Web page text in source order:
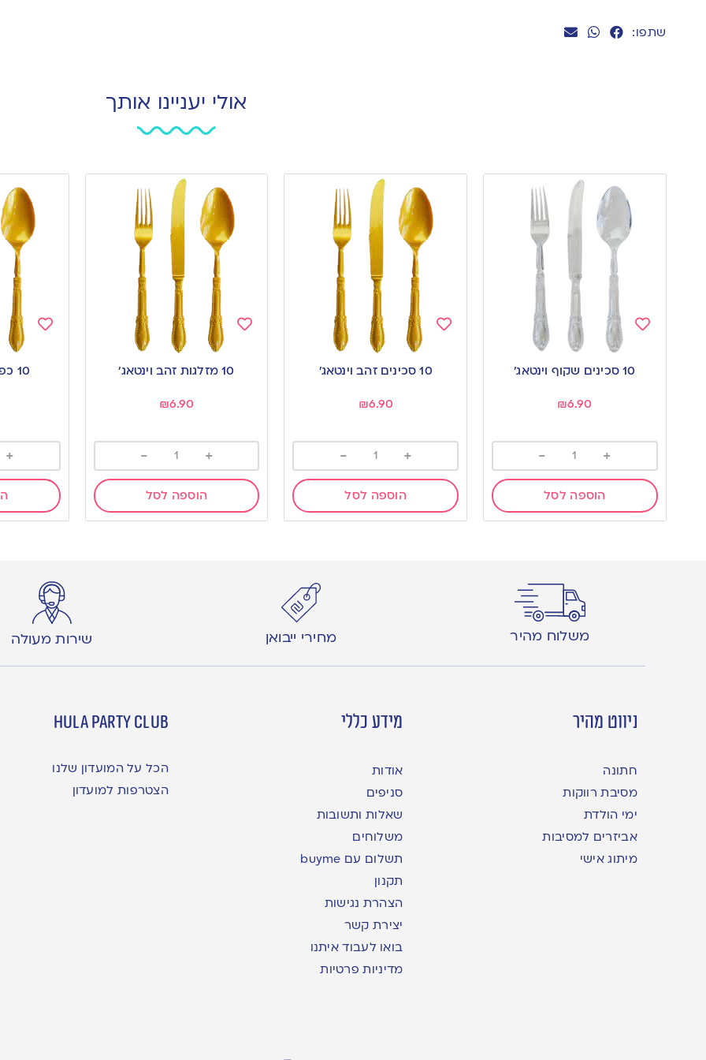
שתפו:
אולי יעניינו אותך
10 סכינים שקוף וינטאג’
₪6.90
+
-
הוספה לסל
10 סכינים זהב וינטאג’
₪6.90
+
-
הוספה לסל
10 מזלגות זהב וינטאג’
₪6.90
+
-
הוספה לסל
10 כפות זהב וינטאג’
+
משלוח מהיר מחירי ייבואן שירות מעולה
ניווט מהיר
חתונה
מסיבת רווקות
ימי הולדת
אביזרים למסיבות
מיתוג אישי
מידע כללי
אודות
סניפים
שאלות ותשובות
משלוחים
תשלום עם buyme
תקנון
הצהרת נגישות
יצירת קשר
בואו לעבוד איתנו
מדיניות פרטיות
hula party club
הכל על המועדון שלנו
הצטרפות למועדון